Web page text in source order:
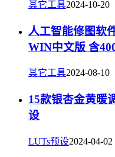
其它工具2024-10-20
人工智能修图软
WIN中文版 含
其它工具2024-08-10
15款银杏金黄暖
设
LUTs预设2024-04-02